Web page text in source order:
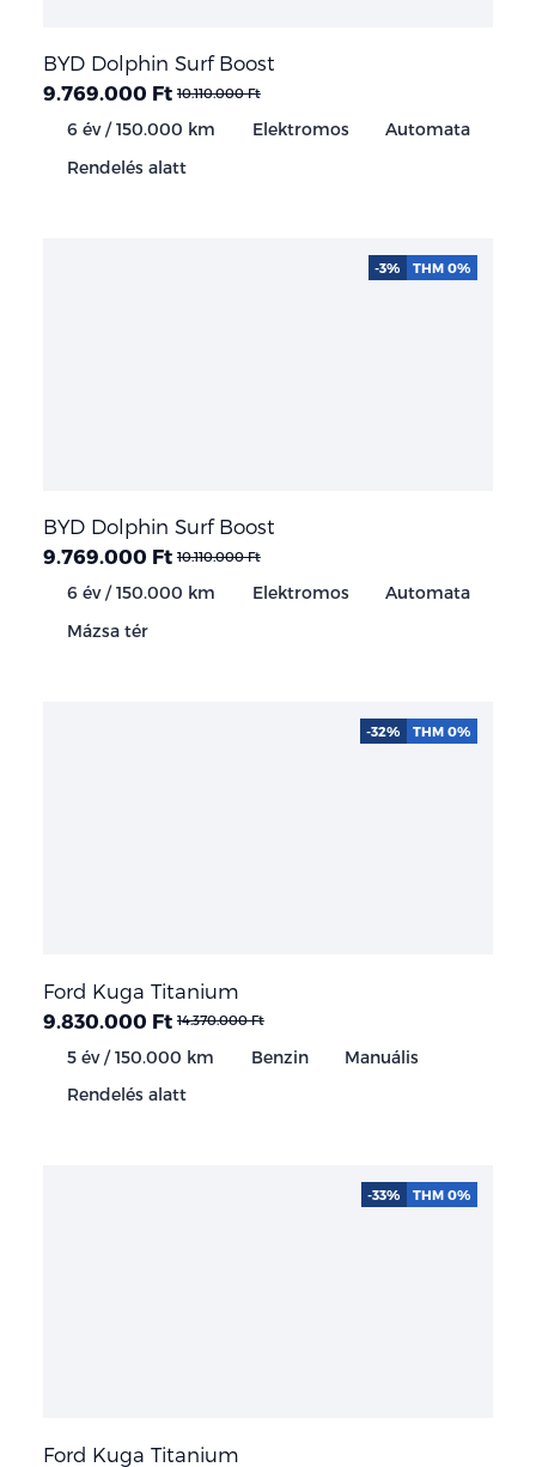
BYD Dolphin Surf Boost
9.769.000 Ft 10.110.000 Ft
6 év / 150.000 km Elektromos
Automata
Rendelés alatt
BYD Dolphin Surf Boost
9.769.000 Ft 10.110.000 Ft
6 év / 150.000 km Elektromos
Automata
Mázsa tér
-3% THM 0%
Ford Kuga Titanium
9.830.000 Ft 14.370.000 Ft
5 év / 150.000 km Benzin
Manuális
Rendelés alatt
-32% THM 0%
Ford Kuga Titanium
-33% THM 0%